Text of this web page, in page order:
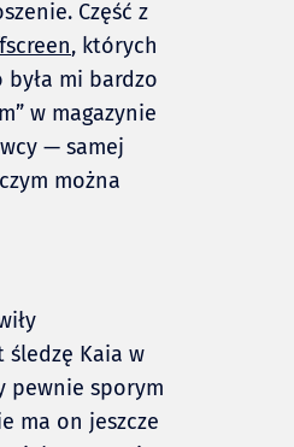
Część z
, których
była mi bardzo
w magazynie
— samej
można
śledzę Kaia w
pewnie sporym
ma on jeszcze